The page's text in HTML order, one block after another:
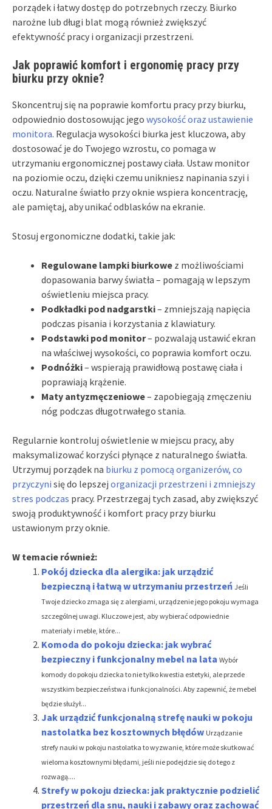
porządek i łatwy dostęp do potrzebnych rzeczy. Biurko
narożne lub długi blat mogą również zwiększyć
efektywność pracy i organizacji przestrzeni.
Jak poprawić komfort i ergonomię pracy przy
biurku przy oknie?
Skoncentruj się na poprawie komfortu pracy przy biurku,
odpowiednio dostosowując jego wysokość oraz ustawienie
monitora. Regulacja wysokości biurka jest kluczowa, aby
dostosować je do Twojego wzrostu, co pomaga w
utrzymaniu ergonomicznej postawy ciała. Ustaw monitor
na poziomie oczu, dzięki czemu unikniesz napinania szyi i
oczu. Naturalne światło przy oknie wspiera koncentrację,
ale pamiętaj, aby unikać odblasków na ekranie.
Stosuj ergonomiczne dodatki, takie jak:
Regulowane lampki biurkowe z możliwościami
dopasowania barwy światła – pomagają w lepszym
oświetleniu miejsca pracy.
Podkładki pod nadgarstki– zmniejszają napięcia
podczas pisania i korzystania z klawiatury.
Podstawki pod monitor– pozwalają ustawić ekran
na właściwej wysokości, co poprawia komfort oczu.
Podnóżki– wspierają prawidłową postawę ciała i
poprawiają krążenie.
Maty antyzmęczeniowe– zapobiegają zmęczeniu
nóg podczas długotrwałego stania.
Regularnie kontroluj oświetlenie w miejscu pracy, aby
maksymalizować korzyści płynące z naturalnego światła.
Utrzymuj porządek na biurku z pomocą organizerów, co
przyczyni się do lepszej organizacji przestrzeni i zmniejszy
stres podczas pracy. Przestrzegaj tych zasad, aby zwiększyć
swoją produktywność i komfort pracy przy biurku
ustawionym przy oknie.
W temacie również:
Pokój dziecka dla alergika: jak urządzić
bezpieczną i łatwą w utrzymaniu przestrzeń Jeśli
Twoje dziecko zmaga się z alergiami, urządzenie jego pokoju wymaga
szczególnej uwagi. Kluczowe jest, aby wybierać odpowiednie
materiały i meble, które...
Komoda do pokoju dziecka: jak wybrać
bezpieczny i funkcjonalny mebel na lata Wybór
komody do pokoju dziecka to nie tylko kwestia estetyki, ale przede
wszystkim bezpieczeństwa i funkcjonalności. Aby zapewnić, że mebel
będzie służył...
Jak urządzić funkcjonalną strefę nauki w pokoju
nastolatka bez kosztownych błędów Urządzanie
strefy nauki w pokoju nastolatka to wyzwanie, które może skutkować
wieloma kosztownymi błędami, jeśli nie podejdzie się do tego z
rozwagą....
Strefy w pokoju dziecka: jak praktycznie podzielić
przestrzeń dla snu, nauki i zabawy oraz zachować